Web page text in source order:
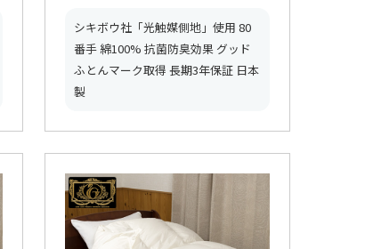
シキボウ社「光触媒側地」使用 80
番手 綿100% 抗菌防臭効果 グッド
ふとんマーク取得 長期3年保証 日本
製